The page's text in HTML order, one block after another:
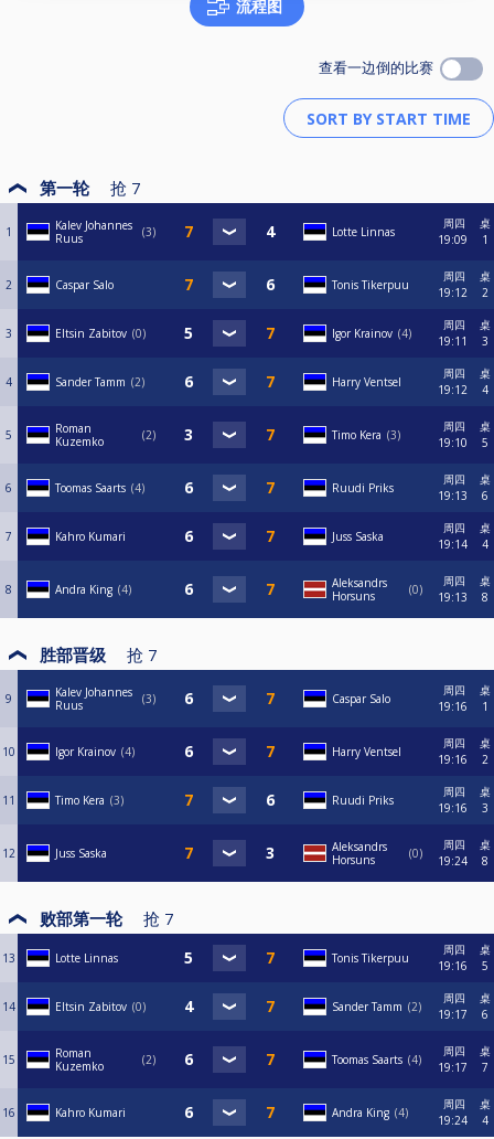
流程图
查看一边倒的比赛
第一轮 抢 7
1
Kalev Johannes
Ruus
3 Lotte Linnas
周四
19:09
桌
1
2 Caspar Salo Tonis Tikerpuu
周四
19:12
桌
2
3 Eltsin Zabitov 0 Igor Krainov 4
周四
19:11
桌
3
4 Sander Tamm 2 Harry Ventsel
周四
19:12
桌
4
5
Roman
Kuzemko
2 Timo Kera 3
周四
19:10
桌
5
6 Toomas Saarts 4 Ruudi Priks
周四
19:13
桌
6
7 Kahro Kumari Juss Saska
周四
19:14
桌
4
8 Andra King 4
Aleksandrs
Horsuns
0
周四
19:13
桌
8
胜部晋级 抢 7
9
Kalev Johannes
Ruus
3 Caspar Salo
周四
19:16
桌
1
10 Igor Krainov 4 Harry Ventsel
周四
19:16
桌
2
11 Timo Kera 3 Ruudi Priks
周四
19:16
桌
3
12 Juss Saska
Aleksandrs
Horsuns
0
周四
19:24
桌
8
败部第一轮 抢 7
13 Lotte Linnas Tonis Tikerpuu
周四
19:16
桌
5
14 Eltsin Zabitov 0 Sander Tamm 2
周四
19:17
桌
6
15
Roman
Kuzemko
2 Toomas Saarts 4
周四
19:17
桌
7
16 Kahro Kumari Andra King 4
周四
19:24
桌
4